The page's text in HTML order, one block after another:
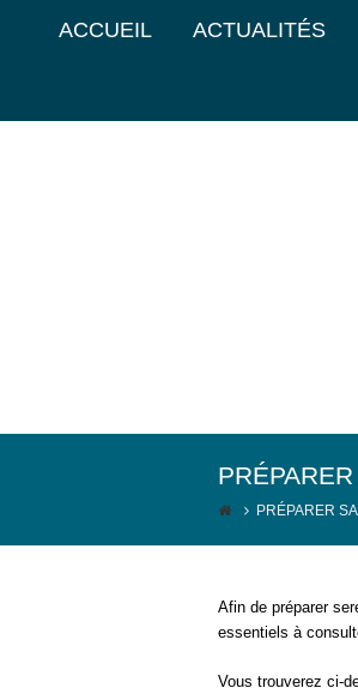
ACCUEIL ACTUALITÉS
PRÉPARER
Afin de préparer
essentiels à
Vous trouverez ci-